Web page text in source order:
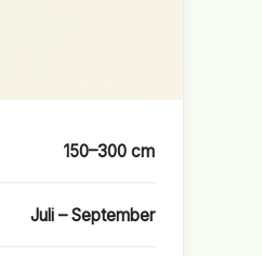
150–300 cm
Juli – September